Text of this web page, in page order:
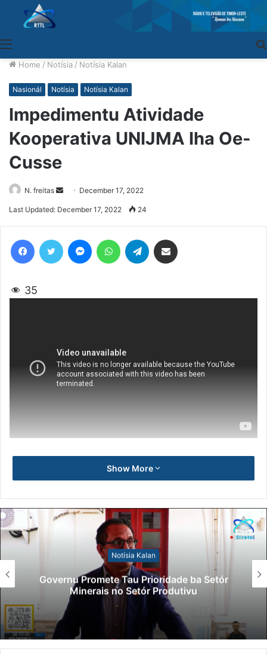
Home / Notísia / Notísia Kalan
Nasionál Notísia Notísia Kalan
Impedimentu Atividade
Kooperativa UNIJMA Iha Oe-
Cusse
N. freitas
SendDecember 17, 2022
Last Updated: December 17, 2022 24
35
Show More
Notísia Kalan
Governu Promete Tau Prioridade ba Setór
Minerais no Setór Produtivu